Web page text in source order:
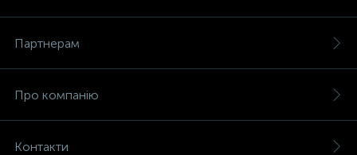
Партнерам
Про компанію
Контакти